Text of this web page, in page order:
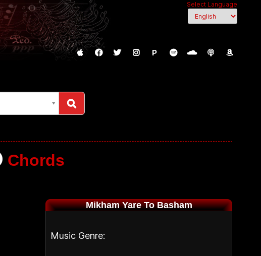
Select Language
P
Chords
Mikham Yare To Basham
Music Genre: